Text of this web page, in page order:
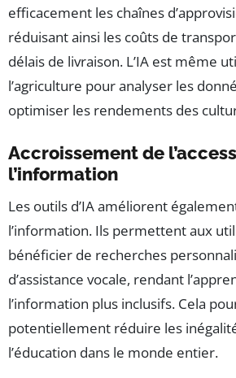
efficacement les chaînes
réduisant ainsi les coûts de
délais de livraison. L’IA est même
l’agriculture pour analyser les
optimiser les rendements des
Accroissement de
l’information
Les outils d’IA améliorent
l’information. Ils permettent aux
bénéficier de recherches
d’assistance vocale, rendant
l’information plus inclusifs. Cela
potentiellement réduire les
l’éducation dans le monde entier.